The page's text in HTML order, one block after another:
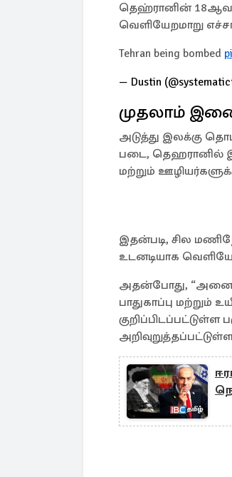
தெஹ்ரானின்
வெளியேறமாறு
Tehran being bombed
— Dustin
முதலாம்
அடுத்து இலக்கு
படை, தெஹரானில்
மற்றும்
இதன்படி, சில
உடனடியாக
அதன்போது,
பாதுகாப்பு
குறிப்பிடப்பட்டுள்ள